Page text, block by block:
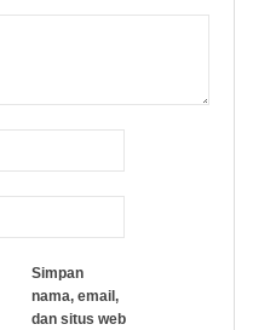
Simpan
nama, email,
dan situs web